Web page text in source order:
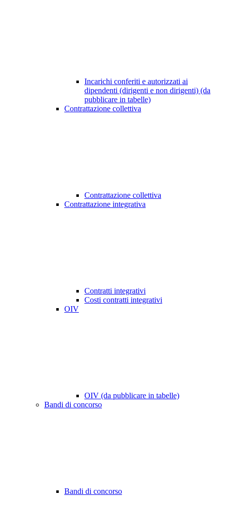
Incarichi conferiti e autorizzati ai
dipendenti (dirigenti e non dirigenti) (da
pubblicare in tabelle)
Contrattazione collettiva
Contrattazione collettiva
Contrattazione integrativa
Contratti integrativi
Costi contratti integrativi
OIV
OIV (da pubblicare in tabelle)
Bandi di concorso
Bandi di concorso